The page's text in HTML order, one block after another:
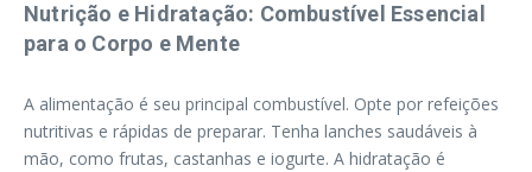
Nutrição e Hidratação: Combustível Essencial
para o Corpo e Mente
A alimentação é seu principal combustível. Opte por refeições
nutritivas e rápidas de preparar. Tenha lanches saudáveis à
mão, como frutas, castanhas e iogurte. A hidratação é